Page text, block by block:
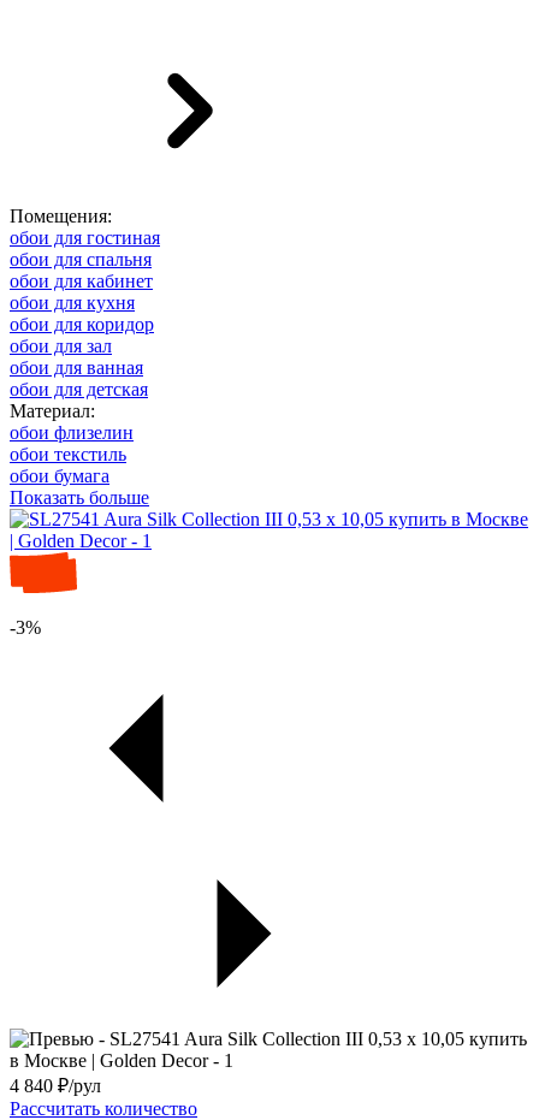
Помещения:
обои для гостиная
обои для спальня
обои для кабинет
обои для кухня
обои для коридор
обои для зал
обои для ванная
обои для детская
Материал:
обои флизелин
обои текстиль
обои бумага
Показать больше
-3%
4 840 ₽/рул
Рассчитать количество